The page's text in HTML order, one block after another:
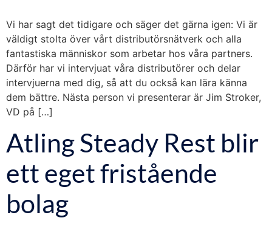
Vi har sagt det tidigare och säger det gärna igen: Vi är
väldigt stolta över vårt distributörsnätverk och alla
fantastiska människor som arbetar hos våra partners.
Därför har vi intervjuat våra distributörer och delar
intervjuerna med dig, så att du också kan lära känna
dem bättre. Nästa person vi presenterar är Jim Stroker,
VD på […]
Atling Steady Rest blir
ett eget fristående
bolag